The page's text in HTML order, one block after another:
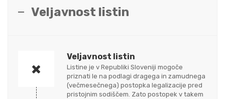
Veljavnost listin
Veljavnost listin
Listine je v Republiki Sloveniji mogoče
priznati le na podlagi dragega in zamudnega
(večmesečnega) postopka legalizacije pred
pristojnim sodiščem. Zato postopek v takem